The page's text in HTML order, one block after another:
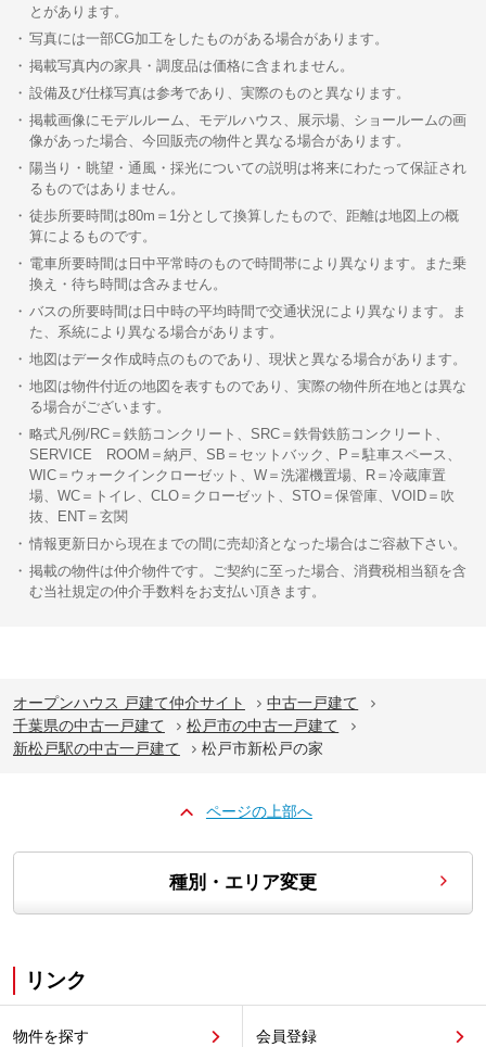
とがあります。
写真には一部CG加工をしたものがある場合があります。
掲載写真内の家具・調度品は価格に含まれません。
設備及び仕様写真は参考であり、実際のものと異なります。
掲載画像にモデルルーム、モデルハウス、展示場、ショールームの画
像があった場合、今回販売の物件と異なる場合があります。
陽当り・眺望・通風・採光についての説明は将来にわたって保証され
るものではありません。
徒歩所要時間は80m＝1分として換算したもので、距離は地図上の概
算によるものです。
電車所要時間は日中平常時のもので時間帯により異なります。また乗
換え・待ち時間は含みません。
バスの所要時間は日中時の平均時間で交通状況により異なります。ま
た、系統により異なる場合があります。
地図はデータ作成時点のものであり、現状と異なる場合があります。
地図は物件付近の地図を表すものであり、実際の物件所在地とは異な
る場合がございます。
略式凡例/RC＝鉄筋コンクリート、SRC＝鉄骨鉄筋コンクリート、
SERVICE ROOM＝納戸、SB＝セットバック、P＝駐車スペース、
WIC＝ウォークインクローゼット、W＝洗濯機置場、R＝冷蔵庫置
場、WC＝トイレ、CLO＝クローゼット、STO＝保管庫、VOID＝吹
抜、ENT＝玄関
情報更新日から現在までの間に売却済となった場合はご容赦下さい。
掲載の物件は仲介物件です。ご契約に至った場合、消費税相当額を含
む当社規定の仲介手数料をお支払い頂きます。
オープンハウス 戸建て仲介サイト
中古一戸建て
千葉県の中古一戸建て
松戸市の中古一戸建て
新松戸駅の中古一戸建て
松戸市新松戸の家
ページの上部へ
種別・エリア変更
リンク
物件を探す 会員登録